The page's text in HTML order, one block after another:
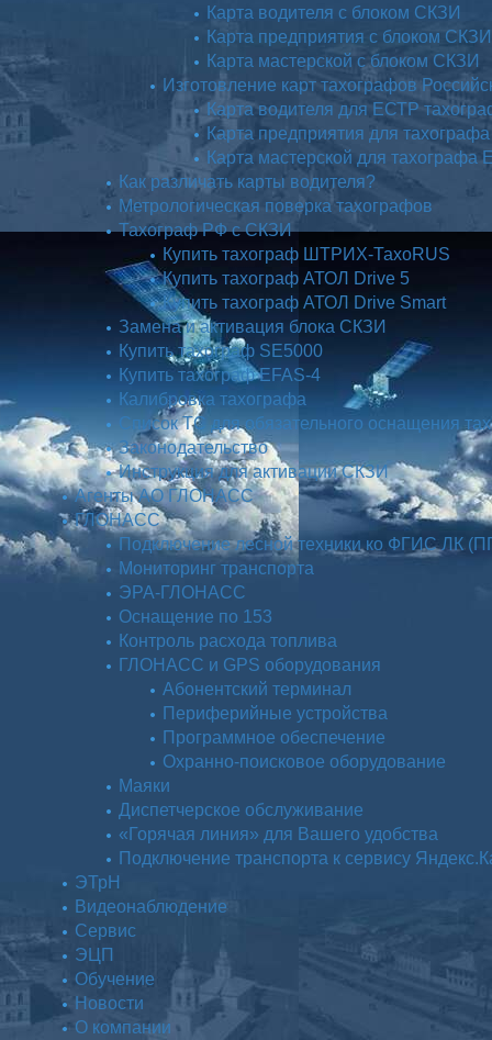
Карта водителя с блоком СКЗИ
Карта предприятия с блоком СКЗИ
Карта мастерской с блоком СКЗИ
Изготовление карт тахографов
Карта водителя для ЕСТР
Карта предприятия для
Карта мастерской для тахографа
Как различать карты водителя?
Метрологическая поверка тахографов
Тахограф РФ с СКЗИ
Купить тахограф ШТРИХ-ТахоRUS
Купить тахограф АТОЛ Drive 5
Купить тахограф АТОЛ Drive Smart
Замена и активация блока СКЗИ
Купить тахограф SE5000
Купить тахограф EFAS-4
Калибровка тахографа
Список ТС для обязательного оснащения
Законодательство
Инструкция для активации СКЗИ
Агенты АО ГЛОНАСС
ГЛОНАСС
Подключение лесной техники ко ФГИС ЛК
Мониторинг транспорта
ЭРА-ГЛОНАСС
Оснащение по 153
Контроль расхода топлива
ГЛОНАСС и GPS оборудования
Абонентский терминал
Периферийные устройства
Программное обеспечение
Охранно-поисковое оборудование
Маяки
Диспетчерское обслуживание
«Горячая линия» для Вашего удобства
Подключение транспорта к сервису
ЭТрН
Видеонаблюдение
Сервис
ЭЦП
Обучение
Новости
О компании